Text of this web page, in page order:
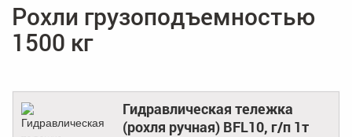
Рохли грузоподъемностью
1500 кг
Гидравлическая тележка
(рохля ручная) BFL10, г/п 1т